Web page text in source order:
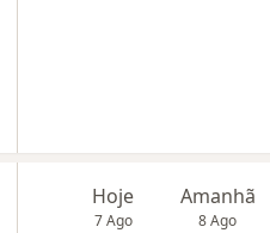
Hoje
7 Ago
Amanhã
8 Ago